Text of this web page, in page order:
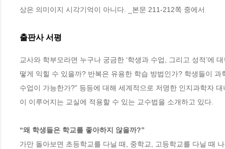
상은 의미이지 시각기억이 아니다. _본문 211-212쪽 중에서
출판사 서평
교사와 학부모라면 누구나 궁금한 ‘학생과 수업, 그리고 성적’에
떻게 익힐 수 있을까? 반복은 유용한 학습 방법인가? 학생들이
수업이 가능한가?” 등등에 대해 세계적으로 저명한 인지과학자
이 이루어지는 교실에 적용할 수 있는 교수법을 소개하고 있다.
“왜 학생들은 학교를 좋아하지 않을까?”
가만 돌아보면 초등학교를 다닐 때, 중학교, 고등학교를 다닐 때